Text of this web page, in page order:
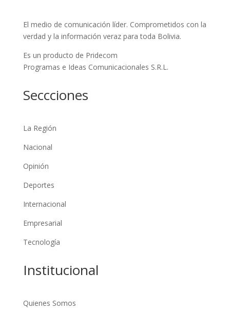
El medio de comunicación líder. Comprometidos con la
verdad y la información veraz para toda Bolivia.
Es un producto de Pridecom
Programas e Ideas Comunicacionales S.R.L.
Seccciones
La Región
Nacional
Opinión
Deportes
Internacional
Empresarial
Tecnología
Institucional
Quienes Somos